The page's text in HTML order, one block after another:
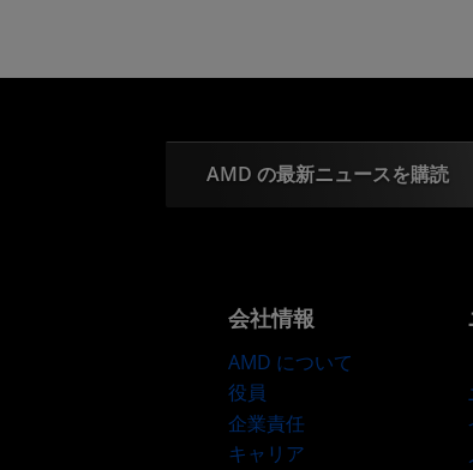
AMD の最新ニュースを購読
会社情報
AMD について
役員
企業責任
キャリア